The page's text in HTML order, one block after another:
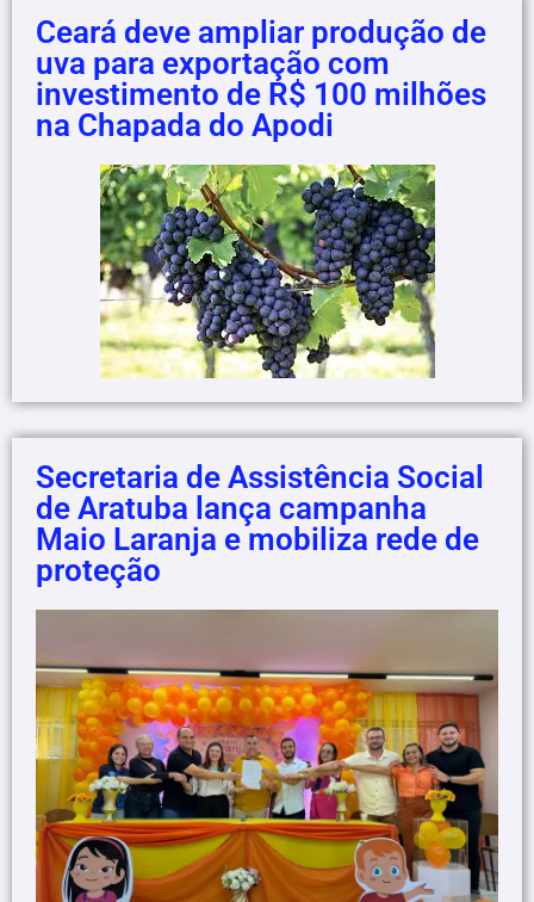
Ceará deve ampliar produção de
uva para exportação com
investimento de R$ 100 milhões
na Chapada do Apodi
Secretaria de Assistência Social
de Aratuba lança campanha
Maio Laranja e mobiliza rede de
proteção